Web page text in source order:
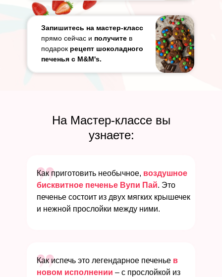
Запишитесь на мастер-класс
прямо сейчас и получите в
подарок рецепт шоколадного
печенья с M&M's.
На Мастер-классе вы
узнаете:
Как приготовить необычное, воздушное
бисквитное печенье Вупи Пай. Это
печенье состоит из двух мягких крышечек
и нежной прослойки между ними.
Как испечь это легендарное печенье в
новом исполнении – с прослойкой из